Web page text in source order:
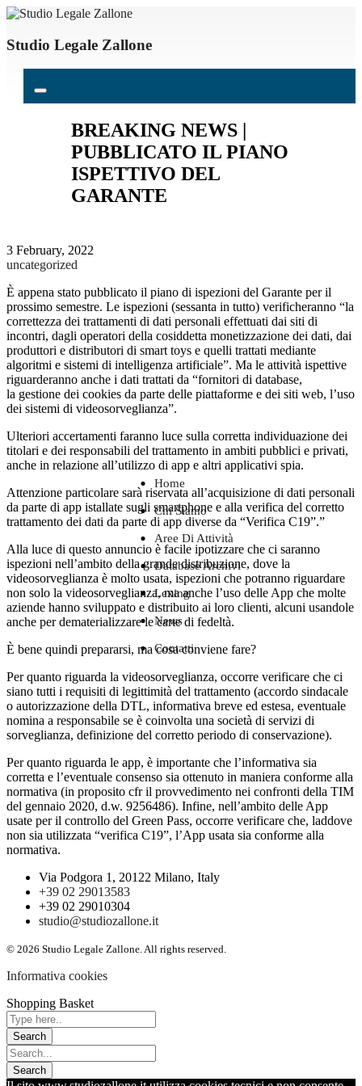
Studio Legale Zallone
Home
Chi Siamo
Aree Di Attività
Database Archivi
Lexing
News
Contatti
BREAKING NEWS |
PUBBLICATO IL PIANO
ISPETTIVO DEL
GARANTE
3 February, 2022
uncategorized
È appena stato pubblicato il piano di ispezioni del Garante per il
prossimo semestre. Le ispezioni (sessanta in tutto) verificheranno “la
correttezza dei trattamenti di dati personali effettuati dai siti di
incontri, dagli operatori della cosiddetta monetizzazione dei dati, dai
produttori e distributori di smart toys e quelli trattati mediante
algoritmi e sistemi di intelligenza artificiale”. Ma le attività ispettive
riguarderanno anche i dati trattati da “fornitori di database,
la gestione dei cookies da parte delle piattaforme e dei siti web, l’uso
dei sistemi di videosorveglianza”.
Ulteriori accertamenti faranno luce sulla corretta individuazione dei
titolari e dei responsabili del trattamento in ambiti pubblici e privati,
anche in relazione all’utilizzo di app e altri applicativi spia.
Attenzione particolare sarà riservata all’acquisizione di dati personali
da parte di app istallate sugli smartphone e alla verifica del corretto
trattamento dei dati da parte di app diverse da “Verifica C19”.”
Alla luce di questo annuncio è facile ipotizzare che ci saranno
ispezioni nell’ambito della grande distribuzione, dove la
videosorveglianza è molto usata, ispezioni che potranno riguardare
non solo la videosorveglianza, ma anche l’uso delle App che molte
aziende hanno sviluppato e distribuito ai loro clienti, alcuni usandole
anche per dematerializzare le carte di fedeltà.
È bene quindi prepararsi, ma cosa conviene fare?
Per quanto riguarda la videosorveglianza, occorre verificare che ci
siano tutti i requisiti di legittimità del trattamento (accordo sindacale
o autorizzazione della DTL, informativa breve ed estesa, eventuale
nomina a responsabile se è coinvolta una società di servizi di
sorveglianza, definizione del corretto periodo di conservazione).
Per quanto riguarda le app, è importante che l’informativa sia
corretta e l’eventuale consenso sia ottenuto in maniera conforme alla
normativa (in proposito cfr il provvedimento nei confronti della TIM
del gennaio 2020, d.w. 9256486). Infine, nell’ambito delle App
usate per il controllo del Green Pass, occorre verificare che, laddove
non sia utilizzata “verifica C19”, l’App usata sia conforme alla
normativa.
Via Podgora 1, 20122 Milano, Italy
+39 02 29013583
+39 02 29010304
studio@studiozallone.it
© 2026 Studio Legale Zallone. All rights reserved.
Informativa cookies
Shopping Basket